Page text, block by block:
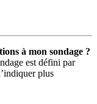
à mon sondage ?
est défini par
plus